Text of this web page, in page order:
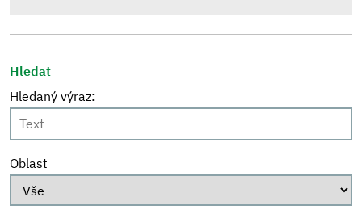
Hledat
Hledaný výraz:
Oblast